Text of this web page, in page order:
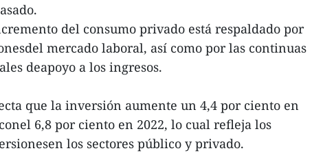
del consumo privado está respaldado por
mercado laboral, así como por las continuas
deapoyo a los ingresos.
que la inversión aumente un 4,4 por ciento en
6,8 por ciento en 2022, lo cual refleja los
los sectores público y privado.